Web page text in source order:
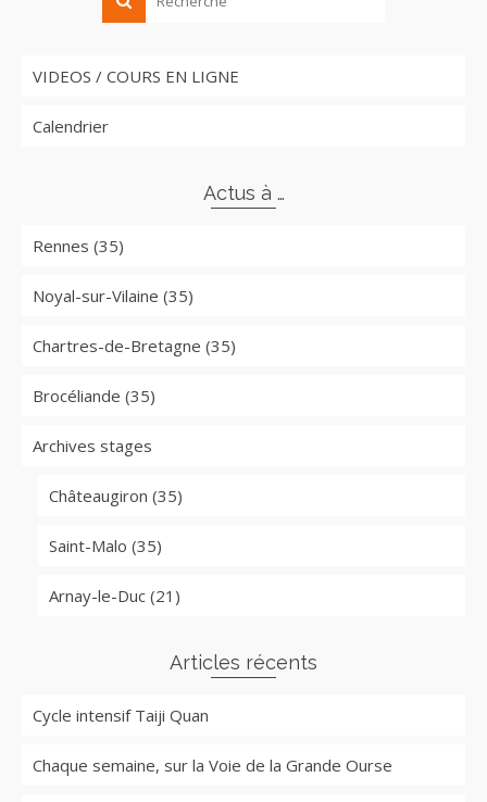
VIDEOS / COURS EN LIGNE
Calendrier
Actus à …
Rennes (35)
Noyal-sur-Vilaine (35)
Chartres-de-Bretagne (35)
Brocéliande (35)
Archives stages
Châteaugiron (35)
Saint-Malo (35)
Arnay-le-Duc (21)
Articles récents
Cycle intensif Taiji Quan
Chaque semaine, sur la Voie de la Grande Ourse